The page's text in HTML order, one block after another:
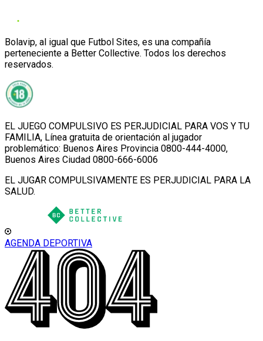
Bolavip, al igual que Futbol Sites, es una compañía
perteneciente a Better Collective. Todos los derechos
reservados.
EL JUEGO COMPULSIVO ES PERJUDICIAL PARA VOS Y TU
FAMILIA, Línea gratuita de orientación al jugador
problemático: Buenos Aires Provincia 0800-444-4000,
Buenos Aires Ciudad 0800-666-6006
EL JUGAR COMPULSIVAMENTE ES PERJUDICIAL PARA LA
SALUD.
AGENDA DEPORTIVA